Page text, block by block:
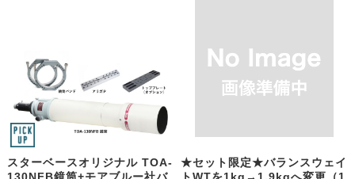
スターベースオリジナル TOA-
130NFB鏡筒+モアブルー社バ
★セット限定★バランスウェイ
トWTを1kg→1.9kgへ変更（1